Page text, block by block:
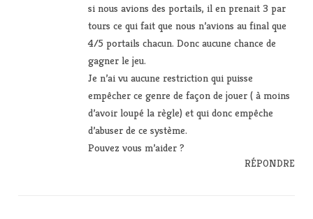
si nous avions des portails, il en prenait 3 par
tours ce qui fait que nous n’avions au final que
4/5 portails chacun. Donc aucune chance de
gagner le jeu.
Je n’ai vu aucune restriction qui puisse
empêcher ce genre de façon de jouer ( à moins
d’avoir loupé la règle) et qui donc empêche
d’abuser de ce système.
Pouvez vous m’aider ?
RÉPONDRE